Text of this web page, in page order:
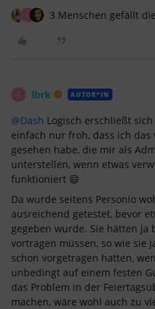
L 3 Menschen gefällt
L lbrk AUTOR*IN
@Dash Logisch erschließt
einfach nur froh, dass ich
gesehen habe, die mir als
unterstellen, wenn etwas
funktioniert 😄
Da wurde seitens Personio
ausreichend getestet, bevor
gegeben wurde. Sie hätten ja
vortragen müssen, so wie sie
schon vorgetragen hatten,
unbedingt auf einem festen
das Problem in der
machen, wäre wohl auch zu